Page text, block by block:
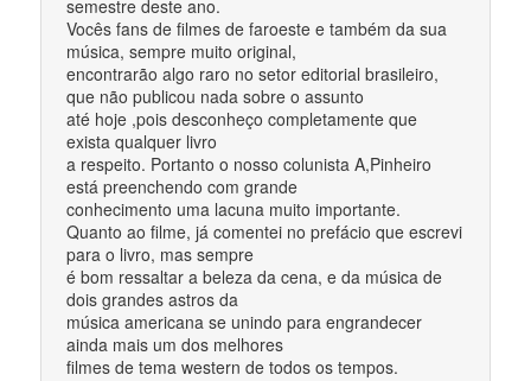
semestre deste ano.
Vocês fans de filmes de faroeste e também da sua
música, sempre muito original,
encontrarão algo raro no setor editorial brasileiro,
que não publicou nada sobre o assunto
até hoje ,pois desconheço completamente que
exista qualquer livro
a respeito. Portanto o nosso colunista A,Pinheiro
está preenchendo com grande
conhecimento uma lacuna muito importante.
Quanto ao filme, já comentei no prefácio que escrevi
para o livro, mas sempre
é bom ressaltar a beleza da cena, e da música de
dois grandes astros da
música americana se unindo para engrandecer
ainda mais um dos melhores
filmes de tema western de todos os tempos.